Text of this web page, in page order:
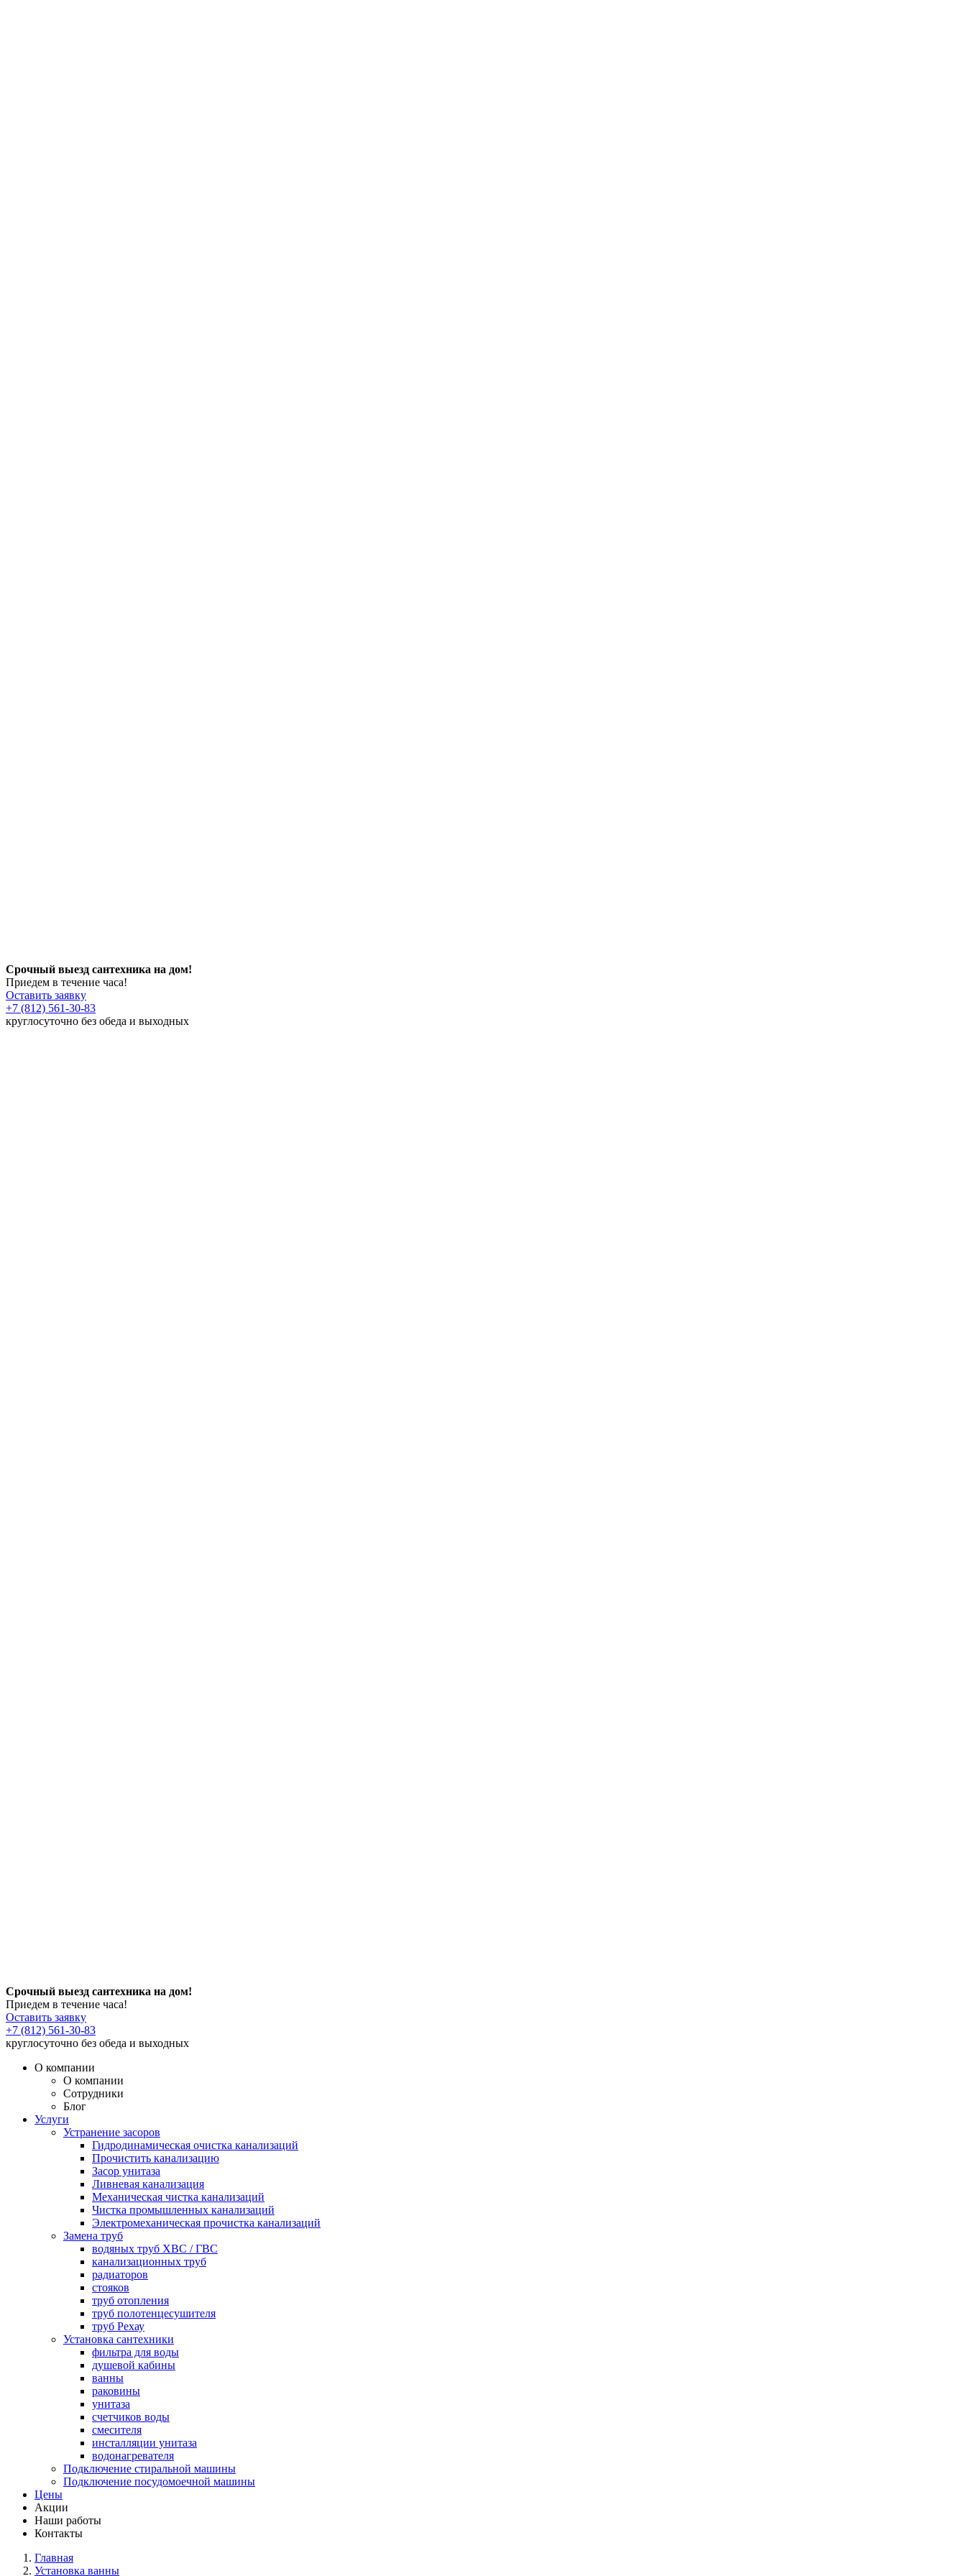
Срочный выезд сантехника на дом!
Приедем в течение часа!
Оставить заявку
+7 (812) 561-30-83
круглосуточно без обеда и выходных
Срочный выезд сантехника на дом!
Приедем в течение часа!
Оставить заявку
+7 (812) 561-30-83
круглосуточно без обеда и выходных
О компании
О компании
Сотрудники
Блог
Услуги
Устранение засоров
Гидродинамическая очистка канализаций
Прочистить канализацию
Засор унитаза
Ливневая канализация
Механическая чистка канализаций
Чистка промышленных канализаций
Электромеханическая прочистка канализаций
Замена труб
водяных труб ХВС / ГВС
канализационных труб
радиаторов
стояков
труб отопления
труб полотенцесушителя
труб Рехау
Установка сантехники
фильтра для воды
душевой кабины
ванны
раковины
унитаза
счетчиков воды
смесителя
инсталляции унитаза
водонагревателя
Подключение стиральной машины
Подключение посудомоечной машины
Цены
Акции
Наши работы
Контакты
Главная
Установка ванны